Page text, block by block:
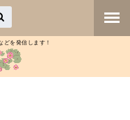
どを発信します！